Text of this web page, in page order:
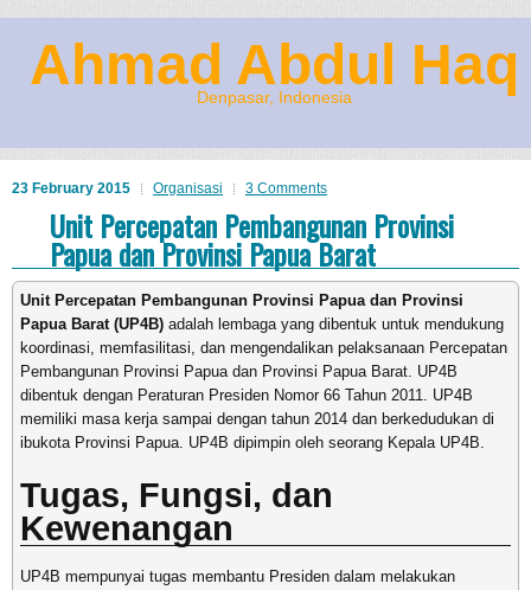
Ahmad Abdul Haq
Denpasar, Indonesia
23 February 2015 Organisasi 3 Comments
Unit Percepatan Pembangunan Provinsi
Papua dan Provinsi Papua Barat
Unit Percepatan Pembangunan Provinsi Papua dan Provinsi
Papua Barat (UP4B) adalah lembaga yang dibentuk untuk mendukung
koordinasi, memfasilitasi, dan mengendalikan pelaksanaan Percepatan
Pembangunan Provinsi Papua dan Provinsi Papua Barat. UP4B
dibentuk dengan Peraturan Presiden Nomor 66 Tahun 2011. UP4B
memiliki masa kerja sampai dengan tahun 2014 dan berkedudukan di
ibukota Provinsi Papua. UP4B dipimpin oleh seorang Kepala UP4B.
Tugas, Fungsi, dan
Kewenangan
UP4B mempunyai tugas membantu Presiden dalam melakukan